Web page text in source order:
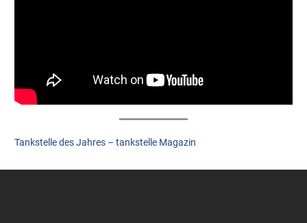
Tankstelle des Jahres – tankstelle Magazin